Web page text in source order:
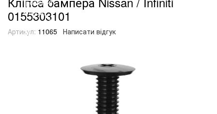
0155303101
Артикул: 11065 Написати відгук